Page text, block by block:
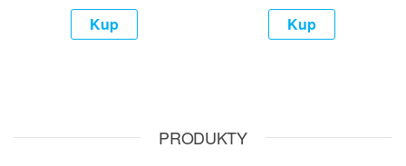
Kup Kup
PRODUKTY